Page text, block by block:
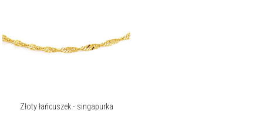
Złoty łańcuszek - singapurka